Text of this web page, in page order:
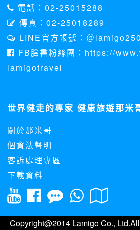
或電子郵件給您。本公司除了在該資料
本公司發送，也會在該資料或電子郵件
收這些資料或電子郵件的方法及說明。
資料使用:
本公司不會向任何人出售或出借您的個
在以下情況下， 本公司會向其他人士或
南。
帳號資料。若您有相關法律上問題需查
向警政單位提出告訴，我們將全力配合
有相關資料，以協助調查及破案！
自我保護措施:
請妥善保管您在本公司及相關企業伙伴
人資料，不要將任何資料、密碼提供給
本公司相關企業伙伴網站所提供的服務
倘若您發現有任何非經授權的第三者使
電話：02-25015288
傳真：02-25018289
LINE官方帳號：＠
FB臉書粉絲團：https://
lamigotravel
世界健走的專家 健康旅遊那米
關於那米哥
個資法聲明
客訴處理專區
下載資料
Copyright@2014 Lamigo Co.,